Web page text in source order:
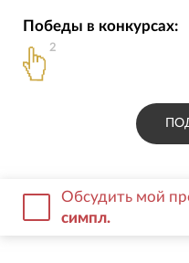
Победы в конкурсах:
2
Обсудить мой
симпл.